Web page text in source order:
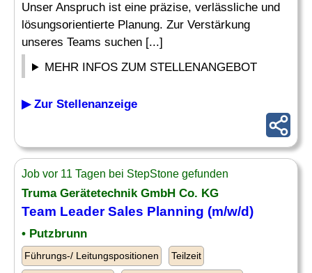
Unser Anspruch ist eine präzise, verlässliche und
lösungsorientierte Planung. Zur Verstärkung
unseres Teams suchen [...]
MEHR INFOS ZUM STELLENANGEBOT
▶ Zur Stellenanzeige
Job vor 11 Tagen bei StepStone gefunden
Truma Gerätetechnik GmbH Co. KG
Team LeaderSales Planning (m/w/d)
• Putzbrunn
Führungs-/ Leitungspositionen Teilzeit